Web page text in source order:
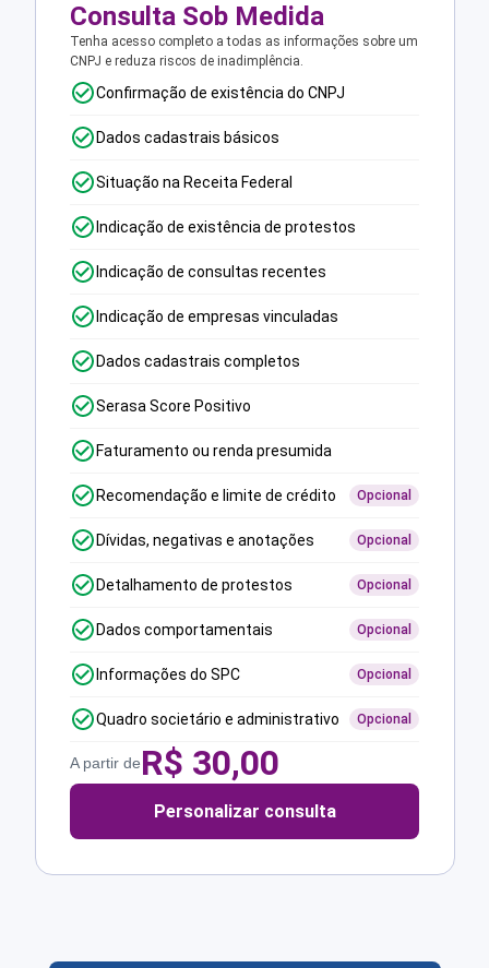
Consulta Sob Medida
Tenha acesso completo a todas as informações sobre um
CNPJ e reduza riscos de inadimplência.
Confirmação de existência do CNPJ
Dados cadastrais básicos
Situação na Receita Federal
Indicação de existência de protestos
Indicação de consultas recentes
Indicação de empresas vinculadas
Dados cadastrais completos
Serasa Score Positivo
Faturamento ou renda presumida
Recomendação e limite de crédito Opcional
Dívidas, negativas e anotações Opcional
Detalhamento de protestos Opcional
Dados comportamentais Opcional
Informações do SPC Opcional
Quadro societário e administrativo Opcional
A partir deR$ 30,00
Personalizar consulta